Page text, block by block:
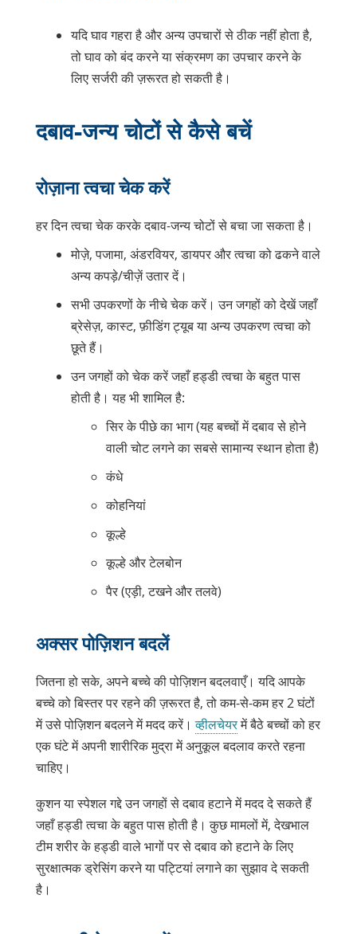
यदि घाव गहरा है और अन्य उपचारों से ठीक नहीं होता है,
तो घाव को बंद करने या संक्रमण का उपचार करने के
लिए सर्जरी की ज़रूरत हो सकती है।
दबाव-जन्य चोटों से कैसे बचें
रोज़ाना त्वचा चेक करें
हर दिन त्वचा चेक करके दबाव-जन्य चोटों से बचा जा सकता है।
मोज़े, पजामा, अंडरवियर, डायपर और त्वचा को ढकने वाले
अन्य कपड़े/चीज़ें उतार दें।
सभी उपकरणों के नीचे चेक करें। उन जगहों को देखें जहाँ
ब्रेसेज़, कास्ट, फ़ीडिंग ट्यूब या अन्य उपकरण त्वचा को
छूते हैं।
उन जगहों को चेक करें जहाँ हड्डी त्वचा के बहुत पास
होती है। यह भी शामिल है:
सिर के पीछे का भाग (यह बच्चों में दबाव से होने
वाली चोट लगने का सबसे सामान्य स्थान होता है)
कंधे
कोहनियां
कूल्हे
कूल्हे और टेलबोन
पैर (एड़ी, टखने और तलवे)
अक्सर पोज़िशन बदलें
जितना हो सके, अपने बच्चे की पोज़िशन बदलवाएँ। यदि आपके
बच्चे को बिस्तर पर रहने की ज़रूरत है, तो कम-से-कम हर 2 घंटों
में उसे पोज़िशन बदलने में मदद करें।व्हीलचेयरमें बैठे बच्चों को हर
एक घंटे में अपनी शारीरिक मुद्रा में अनुकूल बदलाव करते रहना
चाहिए।
कुशन या स्पेशल गद्दे उन जगहों से दबाव हटाने में मदद दे सकते हैं
जहाँ हड्डी त्वचा के बहुत पास होती है। कुछ मामलों में, देखभाल
टीम शरीर के हड्डी वाले भागों पर से दबाव को हटाने के लिए
सुरक्षात्मक ड्रेसिंग करने या पट्टियां लगाने का सुझाव दे सकती
है।